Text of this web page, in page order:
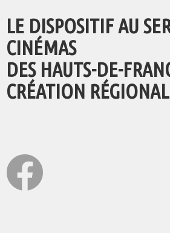
LE DISPOSITIF AU
CINÉMAS
DES HAUTS-DE-
CRÉATION